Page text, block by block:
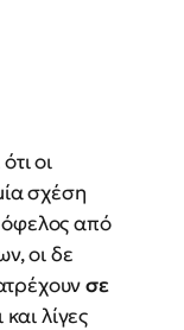
οι
σχέση
όφελος από
οι δε
σε
λίγες